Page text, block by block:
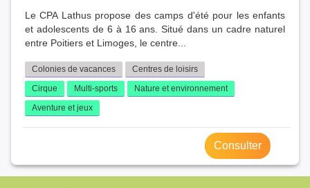
Le CPA Lathus propose des camps d'été pour les enfants
et adolescents de 6 à 16 ans. Situé dans un cadre naturel
entre Poitiers et Limoges, le centre...
Colonies de vacances
Centres de loisirs
Cirque
Multi-sports
Nature et environnement
Aventure et jeux
Consulter